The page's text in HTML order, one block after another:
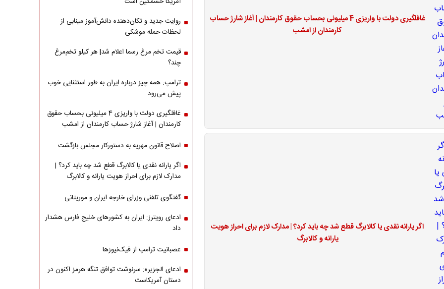
غافلگیری دولت با واریزی 4 میلیونی بحساب حقوق کارمندان | آغاز شارژ حساب
کارمندان از امشب
اگر یارانه نقدی یا کالابرگ قطع شد چه باید کرد؟ | مدارک لازم برای احراز هویت
یارانه و کالابرگ
روایت جدید و تکان‌دهنده دانش‌آموز مینابی از
لحظات حمله موشکی
قیمت تخم مرغ رسما اعلام شد| هر کیلو تخم‌مرغ
چند؟
ترامپ: همه چیز درباره ایران به طور استثنایی خوب
پیش می‌رود
غافلگیری دولت با واریزی 4 میلیونی بحساب حقوق
کارمندان | آغاز شارژ حساب کارمندان از امشب
اصلاح قانون مهریه به دستورکار مجلس بازگشت
اگر یارانه نقدی یا کالابرگ قطع شد چه باید کرد؟ |
مدارک لازم برای احراز هویت یارانه و کالابرگ
گفتگوی تلفنی وزرای خارجه ایران و موریتانی
ادعای رویترز: ایران به کشورهای خلیج فارس هشدار
داد
عصبانیت ترامپ از فیک‌نیوزها
ادعای الجزیره: سرنوشت توافق تنگه هرمز اکنون در
دستان آمریکاست